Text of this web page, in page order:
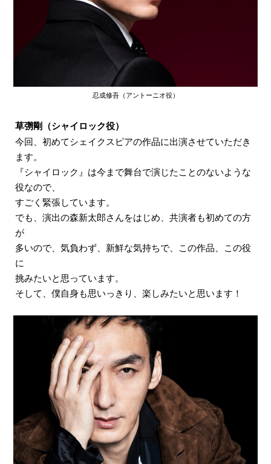
忍成修吾（アントーニオ役）
草彅剛（シャイロック役）
今回、初めてシェイクスピアの作品に出演させていただき
ます。
『シャイロック』は今まで舞台で演じたことのないような
役なので、
すごく緊張しています。
でも、演出の森新太郎さんをはじめ、共演者も初めての方
が
多いので、気負わず、新鮮な気持ちで、この作品、この役
に
挑みたいと思っています。
そして、僕自身も思いっきり、楽しみたいと思います！